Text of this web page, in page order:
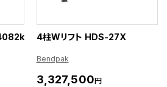
4柱Wリフト HDS-27X
Bendpak
3,327,500円